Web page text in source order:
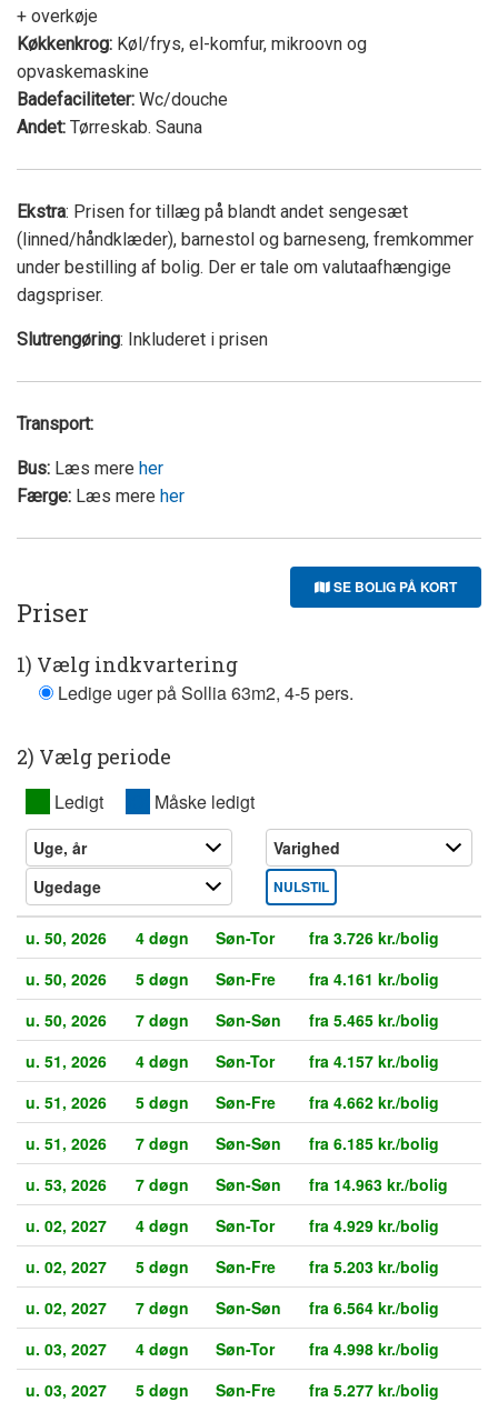
+ overkøje
Køkkenkrog: Køl/frys, el-komfur, mikroovn og
opvaskemaskine
Badefaciliteter: Wc/douche
Andet: Tørreskab. Sauna
Ekstra: Prisen for tillæg på blandt andet sengesæt
(linned/håndklæder), barnestol og barneseng, fremkommer
under bestilling af bolig. Der er tale om valutaafhængige
dagspriser.
Slutrengøring: Inkluderet i prisen
Transport:
Bus: Læs mere her
Færge: Læs mere her
SE BOLIG PÅ KORT
Priser
1) Vælg indkvartering
Ledige uger på Sollia 63m2, 4-5 pers.
2) Vælg periode
Ledigt Måske ledigt
NULSTIL
u. 50, 2026 4 døgn Søn-Tor
fra 3.726 kr./bolig
u. 50, 2026
5 døgn Søn-Fre
fra 4.161 kr./bolig
u. 50, 2026
7 døgn Søn-Søn
fra 5.465 kr./bolig
u. 51, 2026
4 døgn Søn-Tor
fra 4.157 kr./bolig
u. 51, 2026
5 døgn Søn-Fre
fra 4.662 kr./bolig
u. 51, 2026
7 døgn Søn-Søn
fra 6.185 kr./bolig
u. 53, 2026
7 døgn Søn-Søn
fra 14.963 kr./bolig
u. 02, 2027
4 døgn Søn-Tor
fra 4.929 kr./bolig
u. 02, 2027
5 døgn Søn-Fre
fra 5.203 kr./bolig
u. 02, 2027
7 døgn Søn-Søn
fra 6.564 kr./bolig
u. 03, 2027
4 døgn Søn-Tor
fra 4.998 kr./bolig
u. 03, 2027
5 døgn Søn-Fre
fra 5.277 kr./bolig